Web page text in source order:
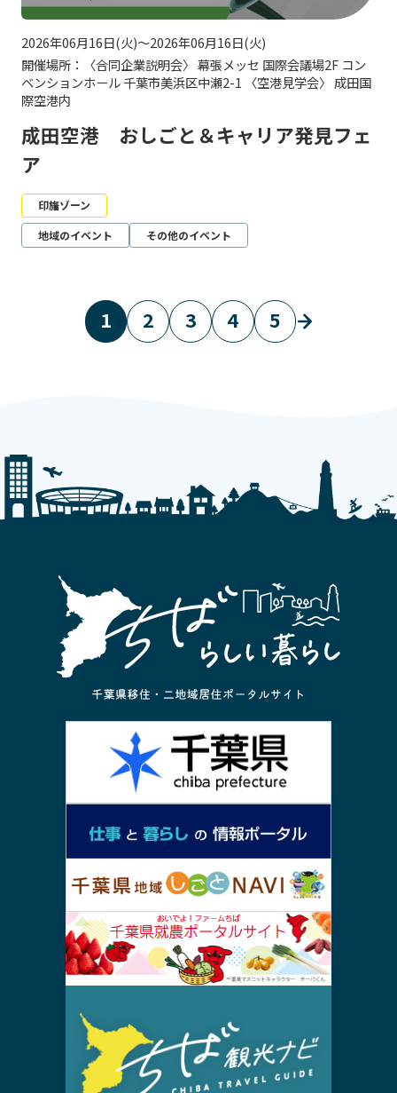
2026年06月16日(火)～2026年06月16日(火)
開催場所：〈合同企業説明会〉 幕張メッセ 国際会議場2F コン
ベンションホール 千葉市美浜区中瀬2-1 〈空港見学会〉 成田国
際空港内
成田空港 おしごと＆キャリア発見フェ
ア
印旛ゾーン
地域のイベント
その他のイベント
1 2 3 4 5